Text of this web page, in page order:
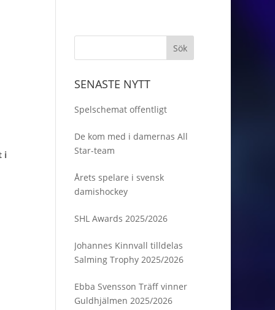
i
SENASTE NYTT
Spelschemat offentligt
De kom med i damernas All
Star-team
Årets spelare i svensk
damishockey
SHL Awards 2025/2026
Johannes Kinnvall tilldelas
Salming Trophy 2025/2026
Ebba Svensson Träff vinner
Guldhjälmen 2025/2026